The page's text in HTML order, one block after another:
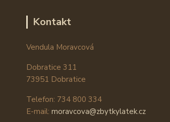
Kontakt
Vendula Moravcová
Dobratice 311
73951 Dobratice
Telefon: 734 800 334
E-mail: moravcova@zbytkylatek.cz